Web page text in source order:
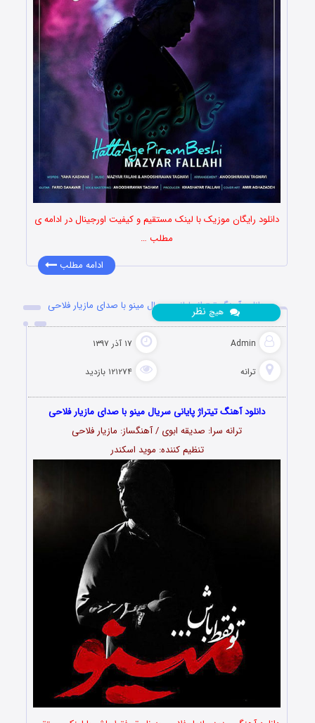
دانلود رایگان موزیک با لینک مستقیم و کیفیت اورجینال در ادامه ی
مطلب …
ادامه مطلب
دانلود آهنگ تیتراژ پایانی سریال مینو با صدای مازیار فلاحی
Admin ۱۷ آذر ۱۳۹۷
ترانه ۱۲۱۲۷۴ بازدید
هیچ نظر
دانلود آهنگ تیتراژ پایانی سریال مینو با صدای مازیار فلاحی
ترانه سرا: صدیقه ابوی / آهنگساز: مازیار فلاحی
تنظیم کننده: موید اسکندر